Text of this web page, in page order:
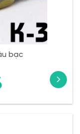
bạc